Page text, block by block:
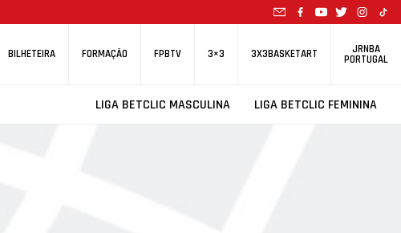
BILHETEIRA FORMAÇÃO FPBTV 3×3 3X3BASKETART JRNBA
PORTUGAL
LIGA BETCLIC MASCULINA LIGA BETCLIC FEMININA